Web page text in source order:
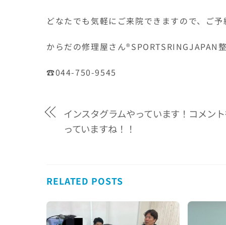
どなたでも気軽にご来院できますので、ご
からだの修理屋さん®SPORTSRINGJAPAN
☎044-750-9545
インスタグラムやっています！コメン
っていますね！！
RELATED POSTS